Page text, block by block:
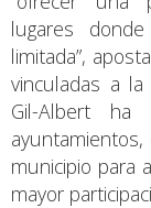
lugares
limitada”,
vinculadas a
Gil-Albert ha
ayuntamientos,
municipio para
mayor